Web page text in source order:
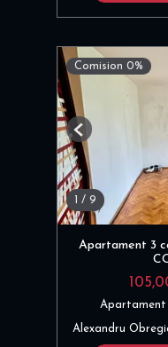
Comision 0%
/ 9
Previous
Apartament 3
Apartament
Alexandru